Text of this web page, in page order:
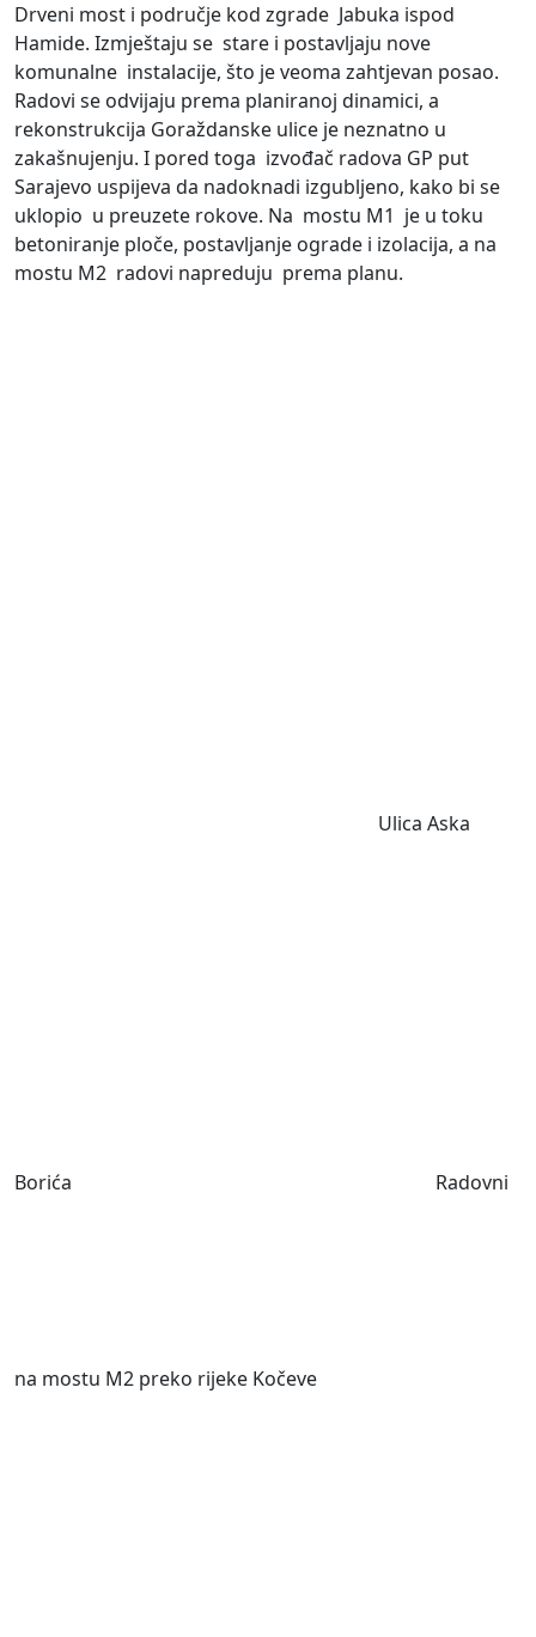
Drveni most i područje kod zgrade Jabuka ispod
Hamide. Izmještaju se stare i postavljaju nove
komunalne instalacije, što je veoma zahtjevan posao.
Radovi se odvijaju prema planiranoj dinamici, a
rekonstrukcija Goraždanske ulice je neznatno u
zakašnujenju. I pored toga izvođač radova GP put
Sarajevo uspijeva da nadoknadi izgubljeno, kako bi se
uklopio u preuzete rokove. Na mostu M1 je u toku
betoniranje ploče, postavljanje ograde i izolacija, a na
mostu M2 radovi napreduju prema planu.
Ulica Aska
Borića Radovni
na mostu M2 preko rijeke Kočeve